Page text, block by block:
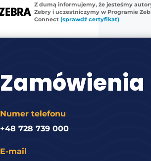
Z dumą informujemy, że jesteśmy
Zebry i uczestniczymy w Programie
Connect (sprawdź certyfikat)
Zamówienia
Numer telefonu
+48 728 739 000
E-mail